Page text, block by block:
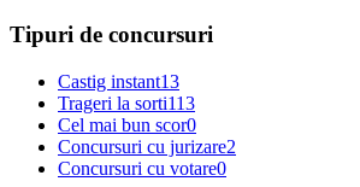
Tipuri de concursuri
Castig instant13
Trageri la sorti113
Cel mai bun scor0
Concursuri cu jurizare2
Concursuri cu votare0